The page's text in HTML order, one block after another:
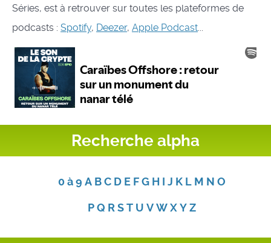
Séries, est à retrouver sur toutes les plateformes de
podcasts : Spotify, Deezer, Apple Podcast...
Recherche alpha
0 à 9 A B C D E F G H I J K L M N O
P Q R S T U V W X Y Z